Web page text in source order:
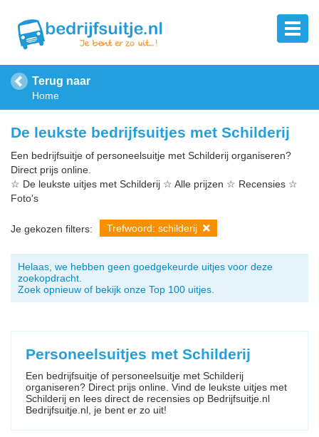
Terug naar
Home
De leukste bedrijfsuitjes met Schilderij
Een bedrijfsuitje of personeelsuitje met Schilderij organiseren?
Direct prijs online.
☆ De leukste uitjes met Schilderij ☆ Alle prijzen ☆ Recensies ☆
Foto's
Je gekozen filters: Trefwoord: schilderij
Helaas, we hebben geen goedgekeurde uitjes voor deze
zoekopdracht.
Zoek opnieuw of bekijk onze Top 100 uitjes.
Personeelsuitjes met Schilderij
Een bedrijfsuitje of personeelsuitje met Schilderij
organiseren? Direct prijs online. Vind de leukste uitjes met
Schilderij en lees direct de recensies op Bedrijfsuitje.nl
Bedrijfsuitje.nl, je bent er zo uit!